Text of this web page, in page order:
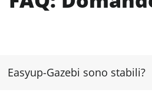
Easyup-Gazebi sono stabili?